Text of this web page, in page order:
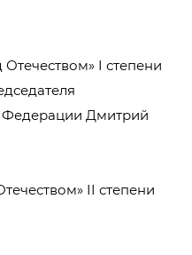
I степени
Федерации Дмитрий
II степени